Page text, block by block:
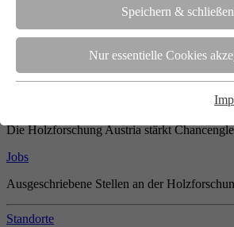
Speichern & schließen
Nur essentielle Cookies
Team
Unsere gesamte Kompetenz ist in unseren
gebündelt
Die Holzforschung Austria stärkt
Jobs
Ausgeschriebene Stellen an der
Standorte